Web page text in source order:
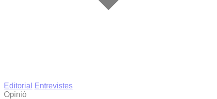
Editorial
Entrevistes
Opinió